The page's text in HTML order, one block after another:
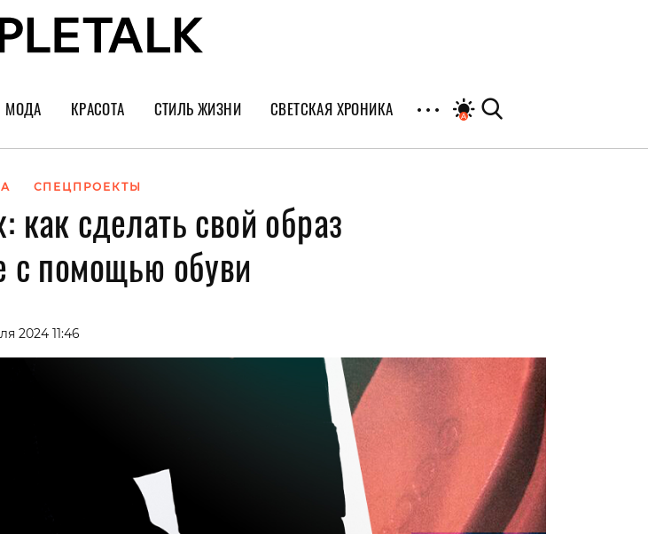
МОДА
Тренды
Шопинг
Как носить
КРАСОТА
Уход за лицом
Волосы
Маникюр
Спорт
Пластика
СТИЛЬ ЖИЗНИ
Культура
Еда и рестораны
Путешествия
Психология
Музыка
СВЕТСКАЯ ХРОНИКА
СПЕЦПРОЕКТЫ
сделать свой образ
с помощью обуви
2024 11:46